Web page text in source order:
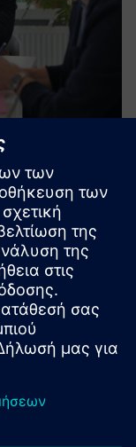
δεδομένων και
στη συνέχεια,
πορείας